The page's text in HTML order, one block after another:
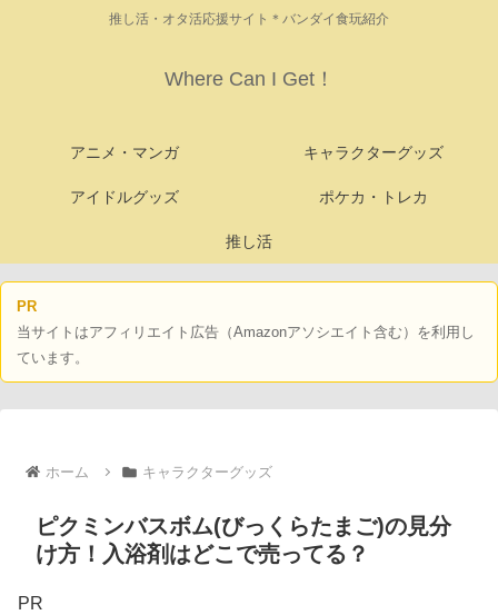
推し活・オタ活応援サイト＊バンダイ食玩紹介
Where Can I Get！
アニメ・マンガ キャラクターグッズ
アイドルグッズ ポケカ・トレカ
推し活
PR
当サイトはアフィリエイト広告（Amazonアソシエイト含む）を利用し
ています。
ホーム キャラクターグッズ
ピクミンバスボム(びっくらたまご)の見分
け方！入浴剤はどこで売ってる？
PR